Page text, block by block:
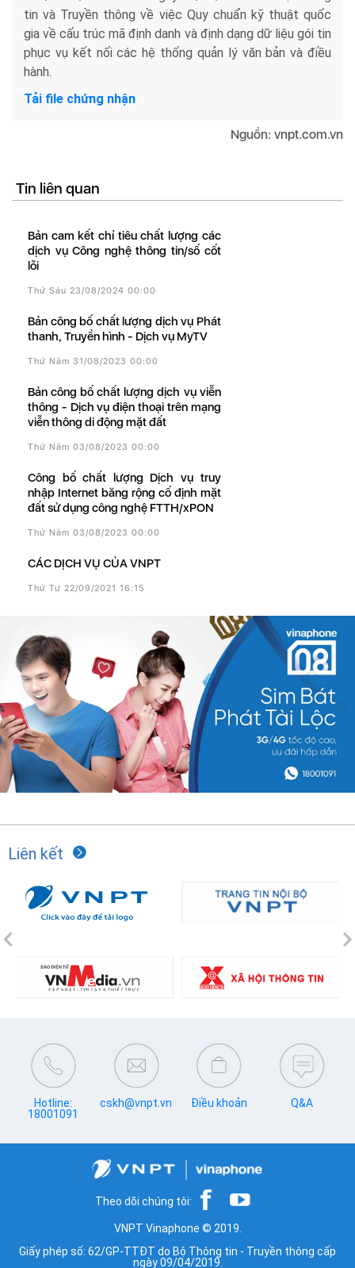
tin và Truyền thông về việc Quy chuẩn kỹ thuật quốc
gia về cấu trúc mã định danh và định dạng dữ liệu gói tin
phục vụ kết nối các hệ thống quản lý văn bản và điều
hành.
Tải file chứng nhận
Nguồn: vnpt.com.vn
Tin liên quan
Bản cam kết chỉ tiêu chất lượng các
dịch vụ Công nghệ thông tin/số cốt
lõi
Thứ Sáu 23/08/2024 00:00
Bản công bố chất lượng dịch vụ Phát
thanh, Truyền hình - Dịch vụ MyTV
Thứ Năm 31/08/2023 00:00
Bản công bố chất lượng dịch vụ viễn
thông - Dịch vụ điện thoại trên mạng
viễn thông di động mặt đất
Thứ Năm 03/08/2023 00:00
Công bố chất lượng Dịch vụ truy
nhập Internet băng rộng cố định mặt
đất sử dụng công nghệ FTTH/xPON
Thứ Năm 03/08/2023 00:00
CÁC DỊCH VỤ CỦA VNPT
Thứ Tư 22/09/2021 16:15
Liên kết
Previous
Hotline:
18001091
cskh@vnpt.vn Điều khoản Q&A
Theo dõi chúng tôi:
VNPT Vinaphone © 2019.
Giấy phép số: 62/GP-TTĐT do Bộ Thông tin - Truyền thông cấp
ngày 09/04/2019.